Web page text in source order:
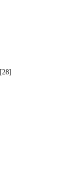
[28]